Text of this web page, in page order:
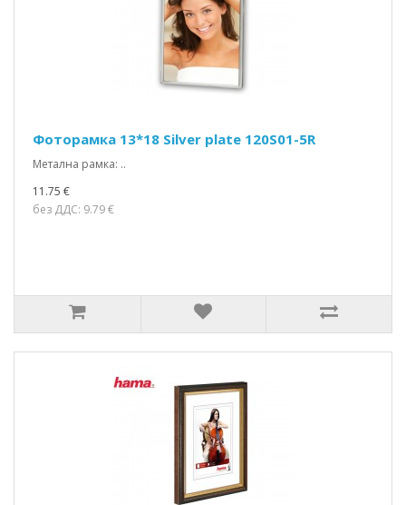
Фоторамка 13*18 Silver plate 120S01-5R
Метална рамка: ..
11.75 €
без ДДС: 9.79 €